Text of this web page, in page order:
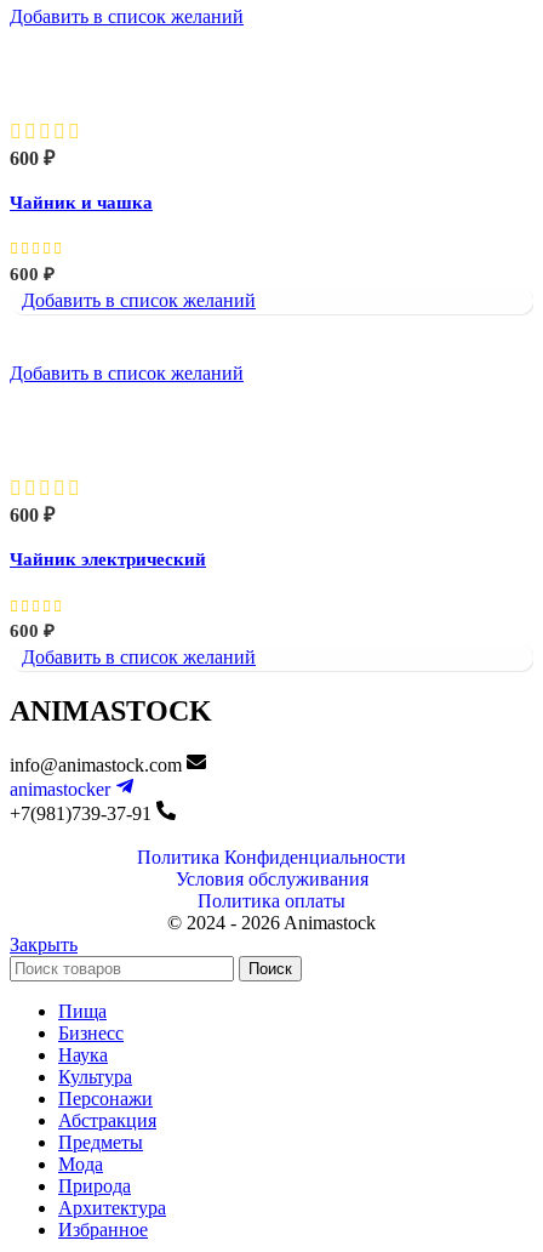
Добавить в список желаний
600 ₽
Чайник и чашка
600 ₽
Добавить в список желаний
Добавить в список желаний
600 ₽
Чайник электрический
600 ₽
Добавить в список желаний
ANIMASTOCK
info@animastock.com
animastocker
+7(981)739-37-91
Политика Конфиденциальности
Условия обслуживания
Политика оплаты
© 2024 - 2026 Animastock
Закрыть
Поиск
Пища
Бизнесс
Наука
Культура
Персонажи
Абстракция
Предметы
Мода
Природа
Архитектура
Избранное